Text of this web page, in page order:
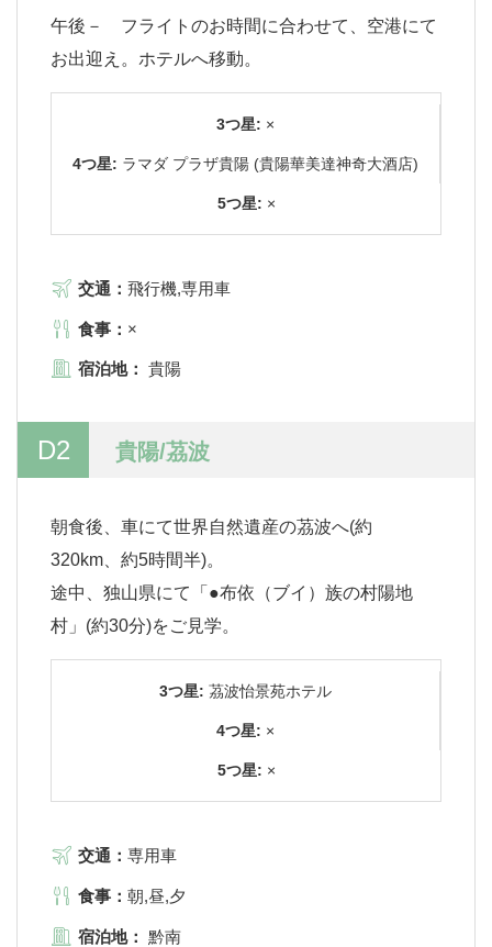
午後－ フライトのお時間に合わせて、空港にて
お出迎え。ホテルへ移動。
3つ星: ×
4つ星: ラマダ プラザ貴陽 (貴陽華美達神奇大酒店)
5つ星: ×
交通： 飛行機,専用車
食事： ×
宿泊地： 貴陽
D2 貴陽/茘波
朝食後、車にて世界自然遺産の茘波へ(約
320km、約5時間半)。
途中、独山県にて「●布依（ブイ）族の村陽地
村」(約30分)をご見学。
3つ星: 茘波怡景苑ホテル
4つ星: ×
5つ星: ×
交通： 専用車
食事： 朝,昼,夕
宿泊地： 黔南